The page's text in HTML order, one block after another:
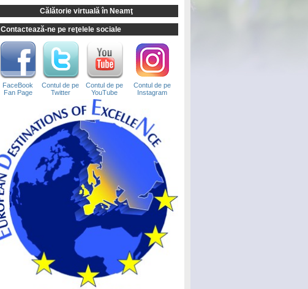
Călătorie virtuală în Neamţ
Contactează-ne pe reţelele sociale
FaceBook
Fan Page
Contul de pe
Twitter
Contul de pe
YouTube
Contul de pe
Instagram